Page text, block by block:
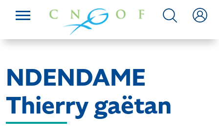
NDENDAME
Thierry gaëtan